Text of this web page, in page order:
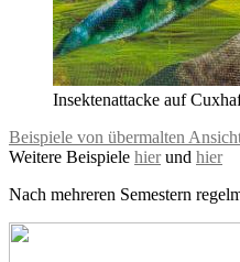
Insektenattacke auf
Beispiele von übermalten
Weitere Beispiele hierund hier
Nach mehreren Semestern